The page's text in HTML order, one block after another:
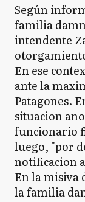
Según
familia
intendente
En ese
ante la
Patagones.
situacion
funcionario
luego, "por
notificacion
En la
la familia